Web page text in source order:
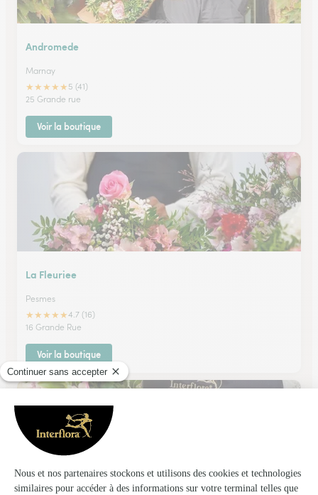
Andromede
Marnay
★★★★★ 5 (41)
25 Grande rue
Voir la boutique
La Fleuriee
Pesmes
★★★★★4.7 (16)
16 Grande Rue
Voir la boutique